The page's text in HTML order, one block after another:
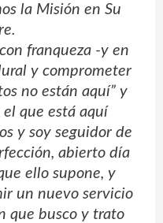
la Misión en Su
franqueza -y en
y comprometer
no están aquí” y
que está aquí
y soy seguidor de
abierto día
ello supone, y
un nuevo servicio
que busco y trato